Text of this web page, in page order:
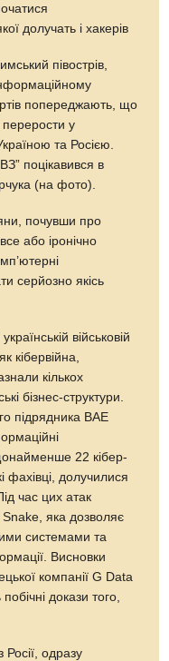
долучать і хакерів
півострів,
попереджають, що
у
та Росією.
поцікавився в
(на фото).
почувши про
або іронічно
серйозно якісь
військовій
кібервійна,
кількох
бізнес-структури.
підрядника BAE
22 кібер­
фахівці, долучилися
час цих атак
яка дозволяє
системами та
Висновки
компанії G Data
докази того,
одразу